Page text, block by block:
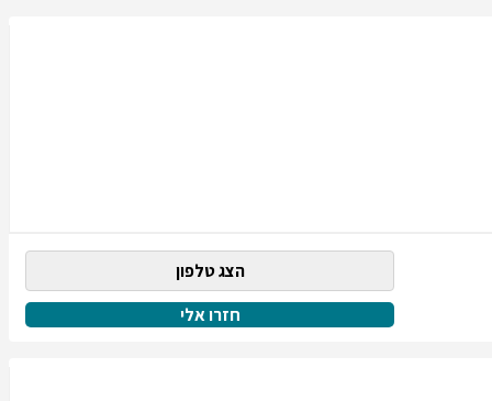
הצג טלפון
חזרו אלי